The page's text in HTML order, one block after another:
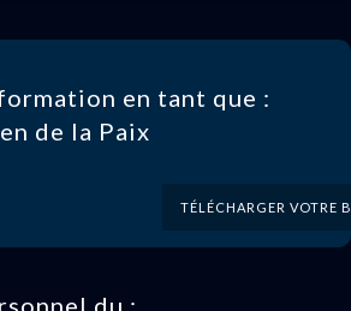
en tant que :
de la Paix
TÉLÉCHARGER VOTRE
du :